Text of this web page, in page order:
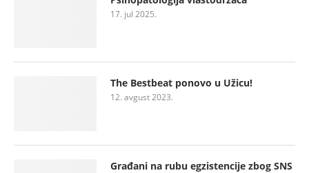
17. jul 2025.
The Bestbeat ponovo u Užicu!
12. avgust 2023.
Građani na rubu egzistencije zbog SNS